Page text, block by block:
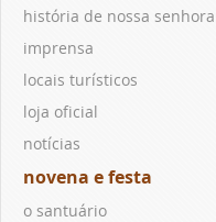
história de nossa senhora
imprensa
locais turísticos
loja oficial
notícias
novena e festa
o santuário